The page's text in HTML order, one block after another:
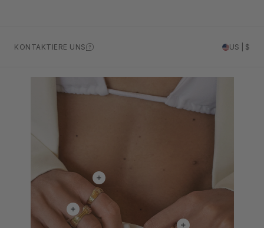
KONTAKTIERE UNS US | $